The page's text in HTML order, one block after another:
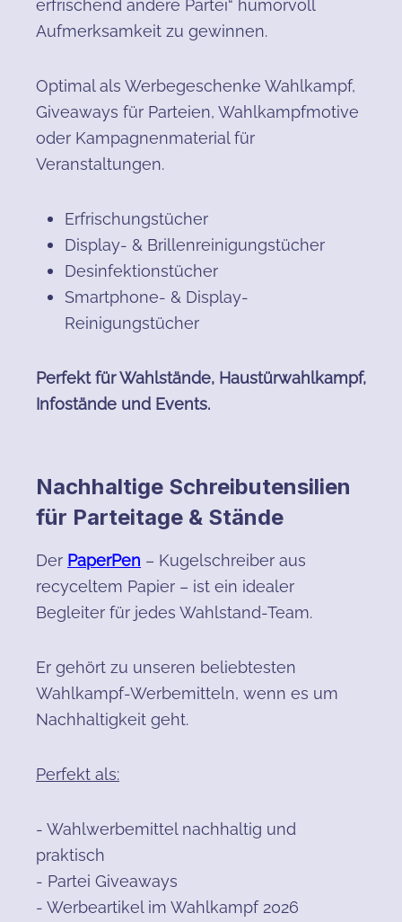
erfrischend andere Partei“ humorvoll
Aufmerksamkeit zu gewinnen.
Optimal als Werbegeschenke Wahlkampf,
Giveaways für Parteien, Wahlkampfmotive
oder Kampagnenmaterial für
Veranstaltungen.
Erfrischungstücher
Display- & Brillenreinigungstücher
Desinfektionstücher
Smartphone- & Display-
Reinigungstücher
Perfekt für Wahlstände, Haustürwahlkampf,
Infostände und Events.
Nachhaltige Schreibutensilien
für Parteitage & Stände
Der PaperPen – Kugelschreiber aus
recyceltem Papier – ist ein idealer
Begleiter für jedes Wahlstand-Team.
Er gehört zu unseren beliebtesten
Wahlkampf-Werbemitteln, wenn es um
Nachhaltigkeit geht.
Perfekt als:
- Wahlwerbemittel nachhaltig und
praktisch
- Partei Giveaways
- Werbeartikel im Wahlkampf 2026